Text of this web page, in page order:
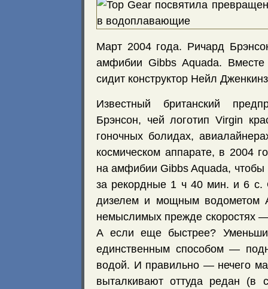
Март 2004 года. Ричард
амфибии Gibbs Aquada.
сидит конструктор Нейл
Известный британский
Брэнсон, чей логотип Virgin
гоночных болидах,
космическом аппарате, в 2004
на амфибии Gibbs Aquada,
за рекордные 1 ч 40 мин. и 6
дизелем и мощным водометом
немыслимых прежде скоростях
А если еще быстрее?
единственным способом —
водой. И правильно — нечего
выталкивают оттуда редан (в